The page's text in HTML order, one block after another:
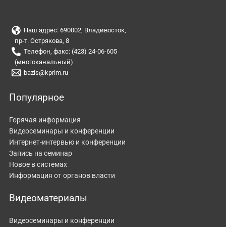
Наш адрес: 690002, Владивосток,
пр-т. Острякова, 8
Телефон, факс: (423) 24-06-605
(многоканальный)
bazis@kprim.ru
Популярное
Горячая информация
Видеосеминары и конференции
Интернет-интервью и конференции
Запись на семинар
Новое в системах
Информация от органов власти
Видеоматериалы
Видеосеминары и конференции